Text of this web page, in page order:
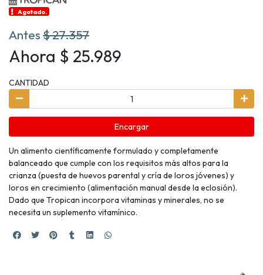
Agotado.
Antes$ 27.357
Ahora $ 25.989
CANTIDAD
Encargar
Un alimento científicamente formulado y completamente
balanceado que cumple con los requisitos más altos para la
crianza (puesta de huevos parental y cría de loros jóvenes) y
loros en crecimiento (alimentación manual desde la eclosión).
Dado que Tropican incorpora vitaminas y minerales, no se
necesita un suplemento vitamínico.